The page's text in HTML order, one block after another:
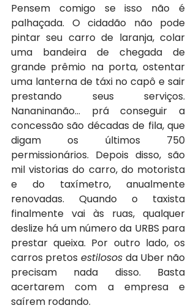
Pensem comigo se isso não é
palhaçada. O cidadão não pode
pintar seu carro de laranja, colar
uma bandeira de chegada de
grande prêmio na porta, ostentar
uma lanterna de táxi no capô e sair
prestando seus serviços.
Nananinanão… prá conseguir a
concessão são décadas de fila, que
digam os últimos 750
permissionários. Depois disso, são
mil vistorias do carro, do motorista
e do taxímetro, anualmente
renovadas. Quando o taxista
finalmente vai às ruas, qualquer
deslize há um número da URBS para
prestar queixa. Por outro lado, os
carros pretos estilosos da Uber não
precisam nada disso. Basta
acertarem com a empresa e
saírem rodando.